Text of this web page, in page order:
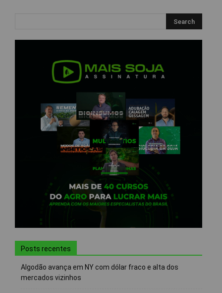
Posts recentes
Algodão avança em NY com dólar fraco e alta dos
mercados vizinhos